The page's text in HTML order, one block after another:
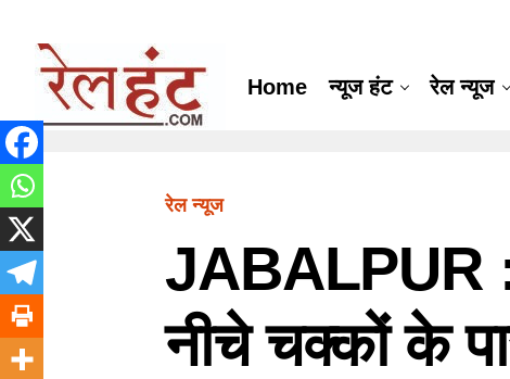
Home न्यूज हंट रेल न्यूज
रेल न्यूज
JABALPUR
नीचे चक्कों के